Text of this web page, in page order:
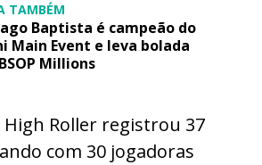
TAMBÉM
Baptista é campeão do
Main Event e leva bolada
Millions
High Roller registrou 37
com 30 jogadoras